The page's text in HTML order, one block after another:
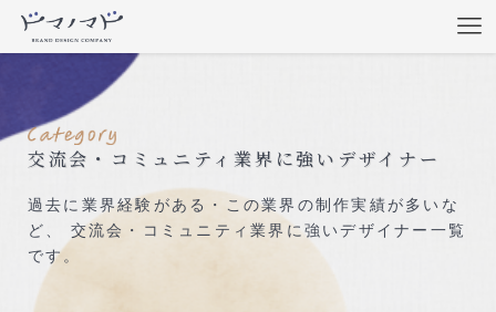
交流会・コミュニティ業界に強いデザイナー
過去に業界経験がある・この業界の制作実績が多いな
ど、 交流会・コミュニティ業界に強いデザイナー一覧
です。